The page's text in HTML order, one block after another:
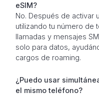
eSIM?
No. Después de activar
utilizando tu número de
llamadas y mensajes
solo para datos,
cargos de roaming.
¿Puedo usar
el mismo teléfono?